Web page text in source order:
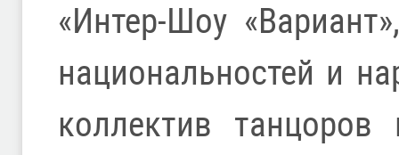
«Интер-Шоу
национальностей и
коллектив